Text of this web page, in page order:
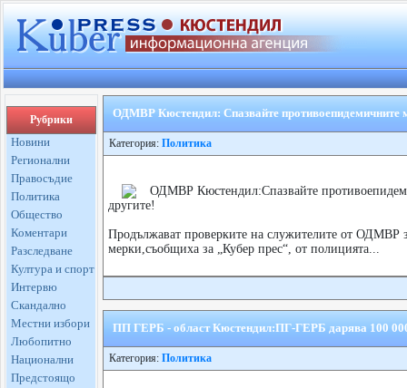
Рубрики
Новини
Регионални
Правосъдие
Политика
Общество
Коментари
Разследване
Култура и спорт
Интервю
Скандално
Местни избори
Любопитно
Национални
Предстоящо
ОДМВР Кюстендил: Спазвайте противоепидемичните
Категория: Политика
ОДМВР Кюстендил:Спазвайте
другите!
Продължават проверките на служителите от ОДМВР
мерки,съобщиха за „Кубер прес“, от полицията...
ПП ГЕРБ - област Кюстендил:ПГ-ГЕРБ дарява 100 000
Категория: Политика